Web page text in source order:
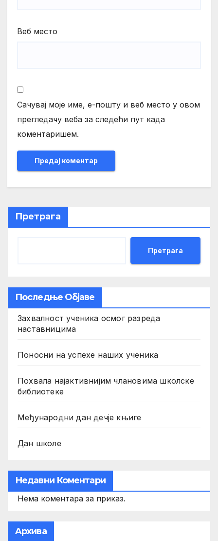
Веб место
Сачувај моје име, е-пошту и веб место у овом
прегледачу веба за следећи пут када
коментаришем.
Претрага
Претрага
Последње Објаве
Захвалност ученика осмог разреда
наставницима
Поносни на успехе наших ученика
Похвала најактивнијим члановима школске
библиотеке
Међународни дан дечје књиге
Дан школе
Недавни Коментари
Нема коментара за приказ.
Aрхива